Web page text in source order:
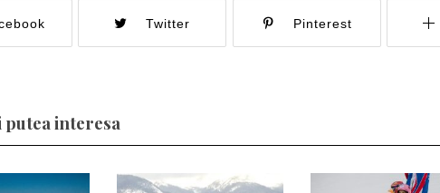
Twitter Pinterest
putea interesa